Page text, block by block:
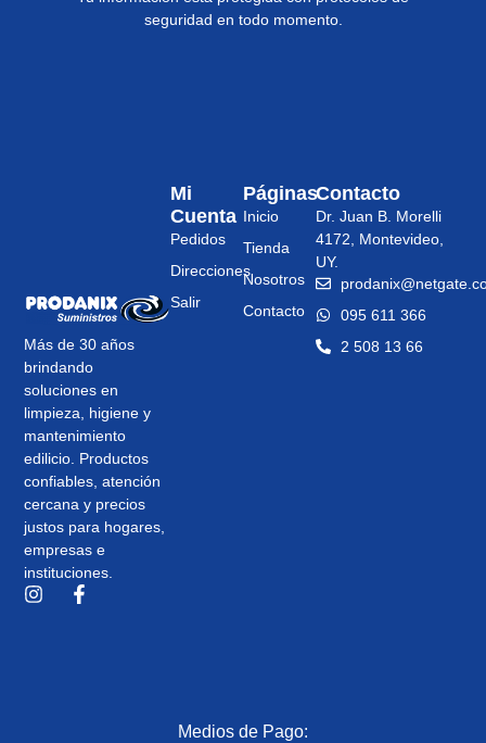
seguridad en todo momento.
Más de 30 años
brindando
soluciones en
limpieza, higiene y
mantenimiento
edilicio. Productos
confiables, atención
cercana y precios
justos para hogares,
empresas e
instituciones.
Páginas
Inicio
Tienda
Nosotros
Contacto
Mi
Cuenta
Pedidos
Direcciones
Salir
Contacto
Dr. Juan B. Morelli
4172, Montevideo,
UY.
095 611 366
2 508 13 66
Medios de Pago: